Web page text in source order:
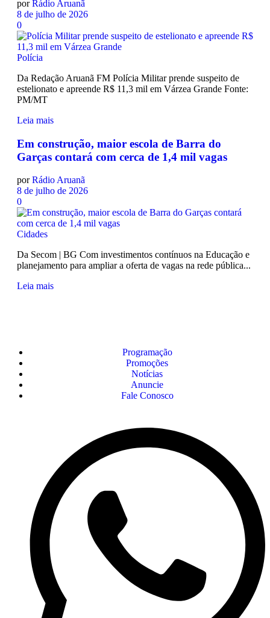
por Rádio Aruanã
8 de julho de 2026
0
Polícia
Da Redação Aruanã FM Polícia Militar prende suspeito de
estelionato e apreende R$ 11,3 mil em Várzea Grande Fonte:
PM/MT
Leia mais
Em construção, maior escola de Barra do
Garças contará com cerca de 1,4 mil vagas
por Rádio Aruanã
8 de julho de 2026
0
Cidades
Da Secom | BG Com investimentos contínuos na Educação e
planejamento para ampliar a oferta de vagas na rede pública...
Leia mais
Programação
Promoções
Notícias
Anuncie
Fale Conosco